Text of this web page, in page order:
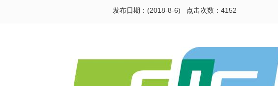
发布日期：(2018-8-6) 点击次数：4152